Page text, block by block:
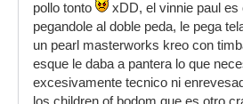
pollo tonto
xDD, el vinnie paul
pegandole al doble peda, le pega
un pearl masterworks kreo con
esque le daba a pantera lo que
excesivamente tecnico ni